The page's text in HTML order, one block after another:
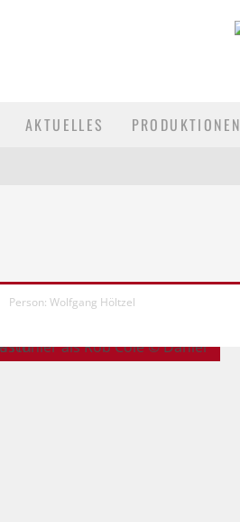
AKTUELLES PRODUKTIONEN
Person: Wolfgang Höltzel